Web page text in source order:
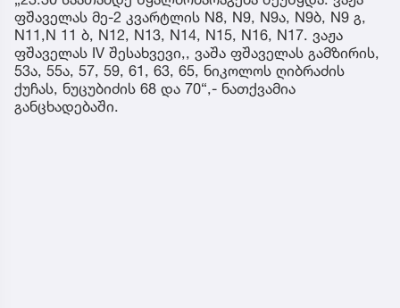
ფშაველას მე-2 კვარტლის N8, N9, N9ა, N9ბ, N9 გ,
N11,N 11 ბ, N12, N13, N14, N15, N16, N17. ვაჟა
ფშაველას IV შესახვევი,, ვაშა ფშაველას გამზირის,
53ა, 55ა, 57, 59, 61, 63, 65, ნიკოლოს ღიბრაძის
ქუჩას, ნუცუბიძის 68 და 70“,- ნათქვამია
განცხადებაში.